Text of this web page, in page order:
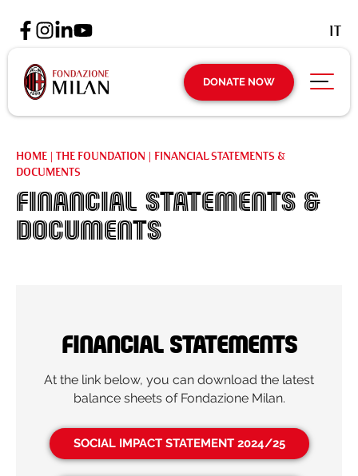
DONATE NOW
IT
HOME | THE FOUNDATION | FINANCIAL STATEMENTS &
DOCUMENTS
FINANCIAL STATEMENTS &
DOCUMENTS
Financial Statements
At the link below, you can download the latest
balance sheets of Fondazione Milan.
SOCIAL IMPACT STATEMENT 2024/25